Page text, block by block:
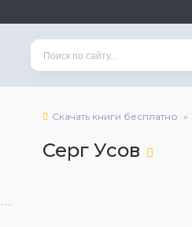
Скачать книги бесплатно
Серг Усов